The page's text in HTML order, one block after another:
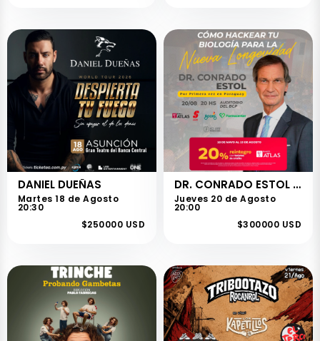
DANIEL DUEÑAS
Martes 18 de Agosto
20:30
$250000 USD
DR. CONRADO ESTOL COMO HAKEAR TU BIOLOGIA PARA LA NUEVA LONGEVIDAD
Jueves 20 de Agosto
20:00
$300000 USD